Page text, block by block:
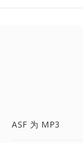
ASF 为 MP3